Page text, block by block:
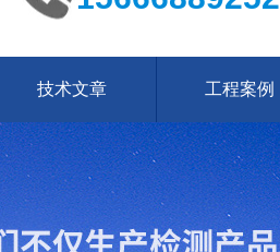
技术文章 工程案例